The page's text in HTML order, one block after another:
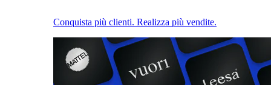
Conquista più clienti. Realizza più vendite.